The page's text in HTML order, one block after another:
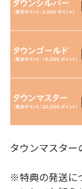
タウンマスタ
※特典の発送に